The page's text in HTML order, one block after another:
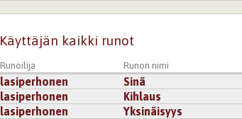
Käyttäjän kaikki runot
Runoilija Runon nimi
lasiperhonen Sinä
lasiperhonen
Kihlaus
lasiperhonen
Yksinäisyys